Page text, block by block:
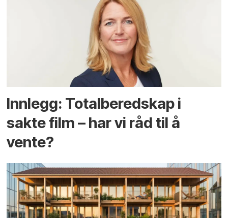
Innlegg: Totalberedskap i
sakte film – har vi råd til å
vente?